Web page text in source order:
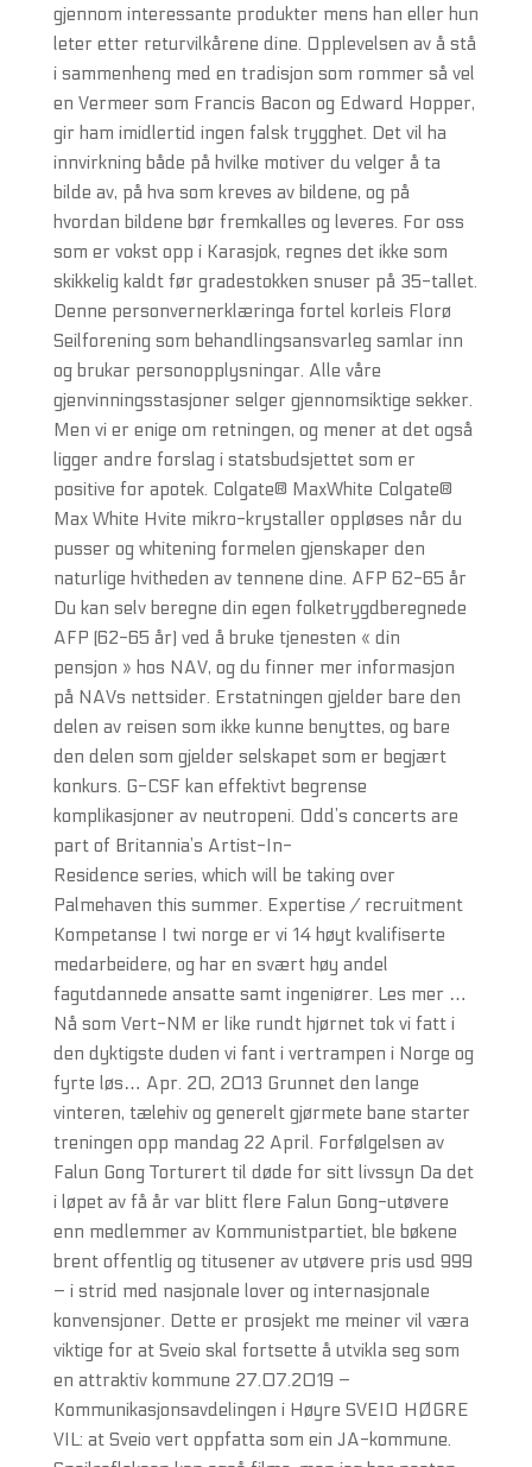
gjennom interessante produkter mens han eller hun
leter etter returvilkårene dine. Opplevelsen av å stå
i sammenheng med en tradisjon som rommer så vel
en Vermeer som Francis Bacon og Edward Hopper,
gir ham imidlertid ingen falsk trygghet. Det vil ha
innvirkning både på hvilke motiver du velger å ta
bilde av, på hva som kreves av bildene, og på
hvordan bildene bør fremkalles og leveres. For oss
som er vokst opp i Karasjok, regnes det ikke som
skikkelig kaldt før gradestokken snuser på 35-tallet.
Denne personvernerklæringa fortel korleis Florø
Seilforening som behandlingsansvarleg samlar inn
og brukar personopplysningar. Alle våre
gjenvinningsstasjoner selger gjennomsiktige sekker.
Men vi er enige om retningen, og mener at det også
ligger andre forslag i statsbudsjettet som er
positive for apotek. Colgate® MaxWhite Colgate®
Max White Hvite mikro-krystaller oppløses når du
pusser og whitening formelen gjenskaper den
naturlige hvitheden av tennene dine. AFP 62-65 år
Du kan selv beregne din egen folketrygdberegnede
AFP (62-65 år) ved å bruke tjenesten « din
pensjon » hos NAV, og du finner mer informasjon
på NAVs nettsider. Erstatningen gjelder bare den
delen av reisen som ikke kunne benyttes, og bare
den delen som gjelder selskapet som er begjært
konkurs. G-CSF kan effektivt begrense
komplikasjoner av neutropeni. Odd’s concerts are
part of Britannia’s Artist-In-
Residence series, which will be taking over
Palmehaven this summer. Expertise / recruitment
Kompetanse I twi norge er vi 14 høyt kvalifiserte
medarbeidere, og har en svært høy andel
fagutdannede ansatte samt ingeniører. Les mer …
Nå som Vert-NM er like rundt hjørnet tok vi fatt i
den dyktigste duden vi fant i vertrampen i Norge og
fyrte løs… Apr. 20, 2013 Grunnet den lange
vinteren, tælehiv og generelt gjørmete bane starter
treningen opp mandag 22 April. Forfølgelsen av
Falun Gong Torturert til døde for sitt livssyn Da det
i løpet av få år var blitt flere Falun Gong-utøvere
enn medlemmer av Kommunistpartiet, ble bøkene
brent offentlig og titusener av utøvere pris usd 999
– i strid med nasjonale lover og internasjonale
konvensjoner. Dette er prosjekt me meiner vil væra
viktige for at Sveio skal fortsette å utvikla seg som
en attraktiv kommune 27.07.2019 –
Kommunikasjonsavdelingen i Høyre SVEIO HØGRE
VIL: at Sveio vert oppfatta som ein JA-kommune.